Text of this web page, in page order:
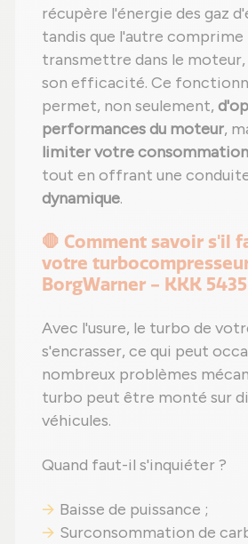
récupère l'énergie des gaz
tandis que l'autre comprime
transmettre dans le
son efficacité. Ce
permet, non seulement,
performances du moteur,
limiter votre
tout en offrant une
dynamique.
🛑 Comment savoir s'il
votre
BorgWarner - KKK
Avec l'usure, le turbo de
s'encrasser, ce qui peut
nombreux problèmes
turbo peut être monté sur
véhicules.
Quand faut-il s'inquiéter ?
Baisse de puissance ;
Surconsommation de